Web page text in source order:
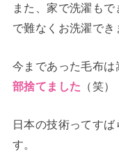
また、家で洗濯も
で難なくお洗濯でき
今まであった毛布
部捨てました
（笑
日本の技術ってす
す。